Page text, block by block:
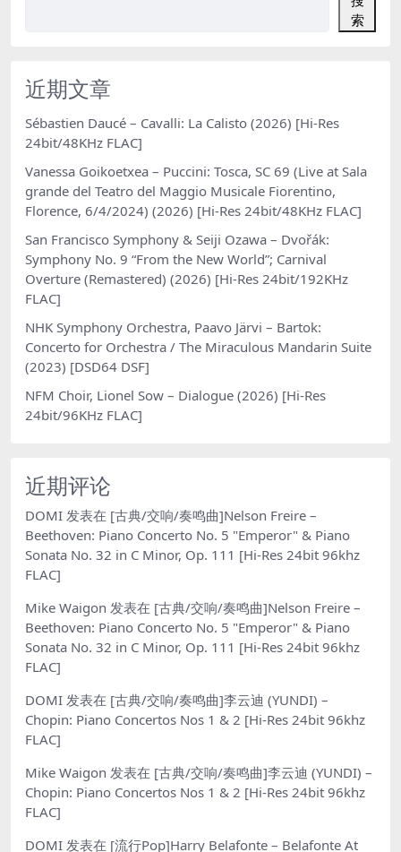
索
近期文章
Sébastien Daucé – Cavalli: La Calisto (2026) [Hi-Res
24bit/48KHz FLAC]
Vanessa Goikoetxea – Puccini: Tosca, SC 69 (Live at Sala
grande del Teatro del Maggio Musicale Fiorentino,
Florence, 6/4/2024) (2026) [Hi-Res 24bit/48KHz FLAC]
San Francisco Symphony & Seiji Ozawa – Dvořák:
Symphony No. 9 “From the New World”; Carnival
Overture (Remastered) (2026) [Hi-Res 24bit/192KHz
FLAC]
NHK Symphony Orchestra, Paavo Järvi – Bartok:
Concerto for Orchestra / The Miraculous Mandarin Suite
(2023) [DSD64 DSF]
NFM Choir, Lionel Sow – Dialogue (2026) [Hi-Res
24bit/96KHz FLAC]
近期评论
DOMI 发表在 [古典/交响/奏鸣曲]Nelson Freire –
Beethoven: Piano Concerto No. 5 "Emperor" & Piano
Sonata No. 32 in C Minor, Op. 111 [Hi-Res 24bit 96khz
FLAC]
Mike Waigon 发表在 [古典/交响/奏鸣曲]Nelson Freire –
Beethoven: Piano Concerto No. 5 "Emperor" & Piano
Sonata No. 32 in C Minor, Op. 111 [Hi-Res 24bit 96khz
FLAC]
DOMI 发表在 [古典/交响/奏鸣曲]李云迪 (YUNDI) –
Chopin: Piano Concertos Nos 1 & 2 [Hi-Res 24bit 96khz
FLAC]
Mike Waigon 发表在 [古典/交响/奏鸣曲]李云迪 (YUNDI) –
Chopin: Piano Concertos Nos 1 & 2 [Hi-Res 24bit 96khz
FLAC]
DOMI 发表在 [流行Pop]Harry Belafonte – Belafonte At